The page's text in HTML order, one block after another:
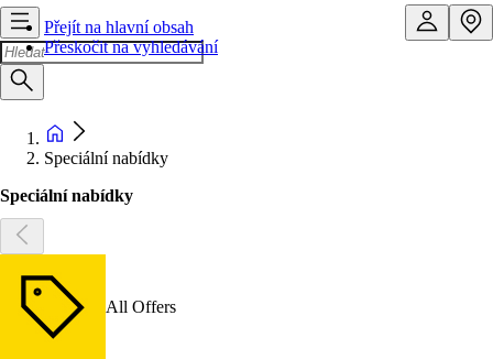
Přejít na hlavní obsah
Přeskočit na vyhledávání
Speciální nabídky
Speciální nabídky
All Offers